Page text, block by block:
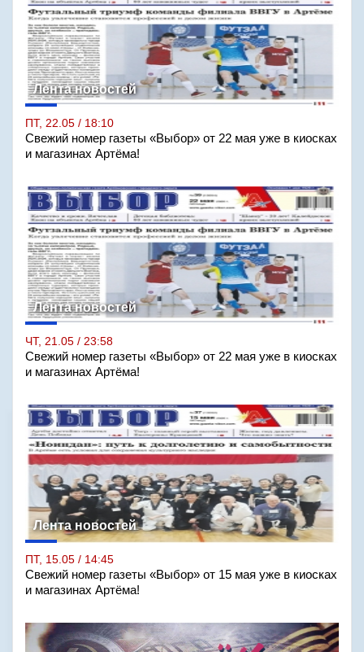
Лента новостей
ПТ, 22.05 / 18:10
Свежий номер газеты «Выбор» от 22 мая уже в киосках
и магазинах Артёма!
Лента новостей
ЧТ, 21.05 / 23:58
Свежий номер газеты «Выбор» от 22 мая уже в киосках
и магазинах Артёма!
Лента новостей
ПТ, 15.05 / 14:45
Свежий номер газеты «Выбор» от 15 мая уже в киосках
и магазинах Артёма!